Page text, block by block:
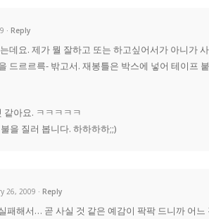
Reply
데요. 제가 뭘 잘하고 또는 하고싶어서가 아니가
드르르륵- 밖고서. 재봉틀은 박스에 넣어 테이프
같아요. ㅋㅋㅋㅋㅋ
을 질러 봅니다. 하하하하;;)
26, 2009 Reply
패해서… 곧 사실 것 같은 예감이 팍팍 드니까 어